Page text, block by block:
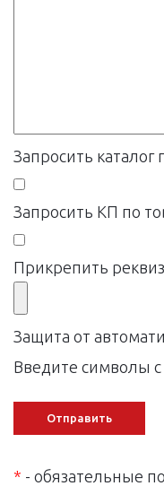
Запросить
Запросить КП по
Прикрепить
Защита от
Введите символы с
* - обязательные